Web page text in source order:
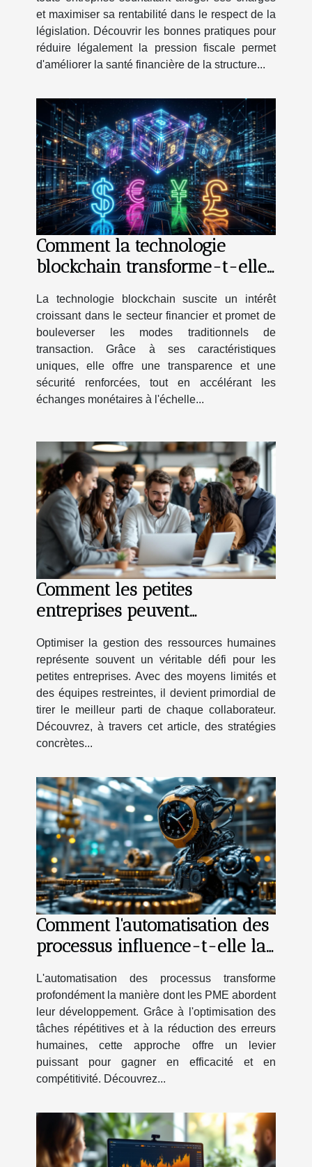
et maximiser sa rentabilité dans le respect de la
législation. Découvrir les bonnes pratiques pour
réduire légalement la pression fiscale permet
d'améliorer la santé financière de la structure...
Comment la technologie
blockchain transforme-t-elle
La technologie blockchain suscite un intérêt
croissant dans le secteur financier et promet de
bouleverser les modes traditionnels de
transaction. Grâce à ses caractéristiques
uniques, elle offre une transparence et une
sécurité renforcées, tout en accélérant les
échanges monétaires à l'échelle...
Comment les petites
entreprises peuvent
humaines ?
Optimiser la gestion des ressources humaines
représente souvent un véritable défi pour les
petites entreprises. Avec des moyens limités et
des équipes restreintes, il devient primordial de
tirer le meilleur parti de chaque collaborateur.
Découvrez, à travers cet article, des stratégies
concrètes...
Comment l'automatisation des
processus influence-t-elle la
L'automatisation des processus transforme
profondément la manière dont les PME abordent
leur développement. Grâce à l'optimisation des
tâches répétitives et à la réduction des erreurs
humaines, cette approche offre un levier
puissant pour gagner en efficacité et en
compétitivité. Découvrez...